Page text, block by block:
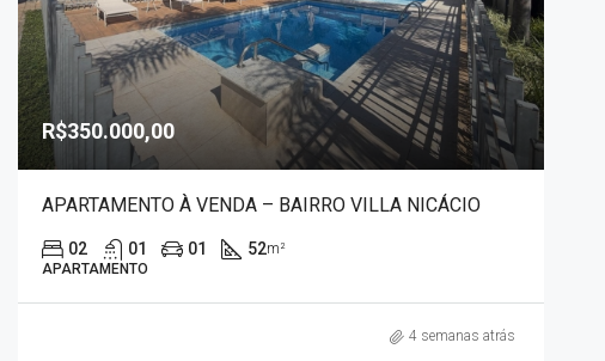
R$350.000,00
APARTAMENTO À VENDA – BAIRRO VILLA NICÁCIO
02 01 01 52m²
APARTAMENTO
4 semanas atrás